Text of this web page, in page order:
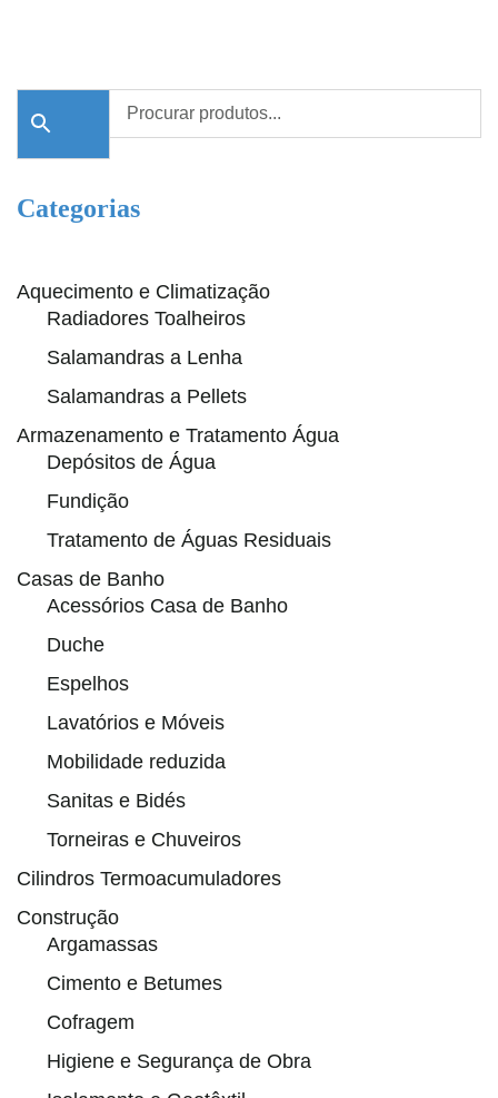
Categorias
Aquecimento e Climatização
Radiadores Toalheiros
Salamandras a Lenha
Salamandras a Pellets
Armazenamento e Tratamento Água
Depósitos de Água
Fundição
Tratamento de Águas Residuais
Casas de Banho
Acessórios Casa de Banho
Duche
Espelhos
Lavatórios e Móveis
Mobilidade reduzida
Sanitas e Bidés
Torneiras e Chuveiros
Cilindros Termoacumuladores
Construção
Argamassas
Cimento e Betumes
Cofragem
Higiene e Segurança de Obra